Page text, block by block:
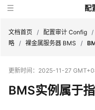
配
新
动
态
文档首页 / 配置审计 Config /
略 / 裸金属服务器 BMS /
更新时间： 2025-11-27
BMS实例属于